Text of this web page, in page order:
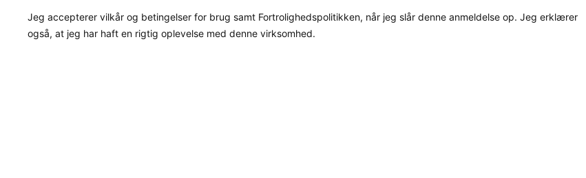
Jeg accepterer vilkår og betingelser for brug samt Fortrolighedspolitikken, når jeg slår denne anmeldelse op. Jeg erklærer
også, at jeg har haft en rigtig oplevelse med denne virksomhed.